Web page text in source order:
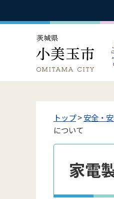
トップ>安全・
について
家電